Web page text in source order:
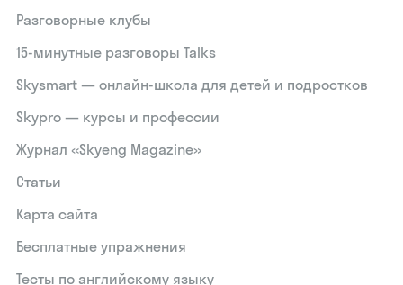
Разговорные клубы
15‑минутные разговоры Talks
Skysmart — онлайн-школа для детей и подростков
Skypro — курсы и профессии
Журнал «Skyeng Magazine»
Статьи
Карта сайта
Бесплатные упражнения
Тесты по английскому языку